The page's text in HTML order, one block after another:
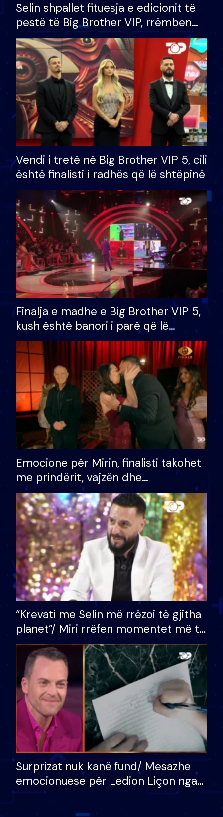
Selin shpallet fituesja e edicionit të
pestë të Big Brother VIP, rrëmben
çmimin e madh prej 100 mijë eurosh
Vendi i tretë në Big Brother VIP 5, cili
është finalisti i radhës që lë shtëpinë
Finalja e madhe e Big Brother VIP 5,
kush është banori i parë që lë
shtëpinë dhe humb mundësinë për
të fituar çmimin e madh
Emocione për Mirin, finalisti takohet
me prindërit, vajzën dhe
bashkëshorten: S’kemi ndonjë letër
divorci apo jo?
“Krevati me Selin më rrëzoi të gjitha
planet”/ Miri rrëfen momentet më të
bukura në shtëpinë e BB VIP: Do më
mungojë zilja e mëngjesit kur…
Surprizat nuk kanë fund/ Mesazhe
emocionuese për Ledion Liçon nga
nëna dhe fëmijët e tij, moderatori
nuk i mban dot lotët: Nuk meritoj…